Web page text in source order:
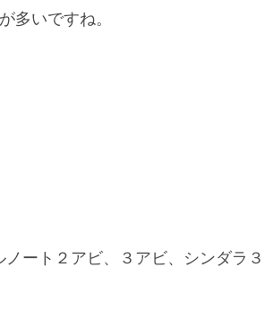
多いですね。
ート２アビ、３アビ、シンダラ３